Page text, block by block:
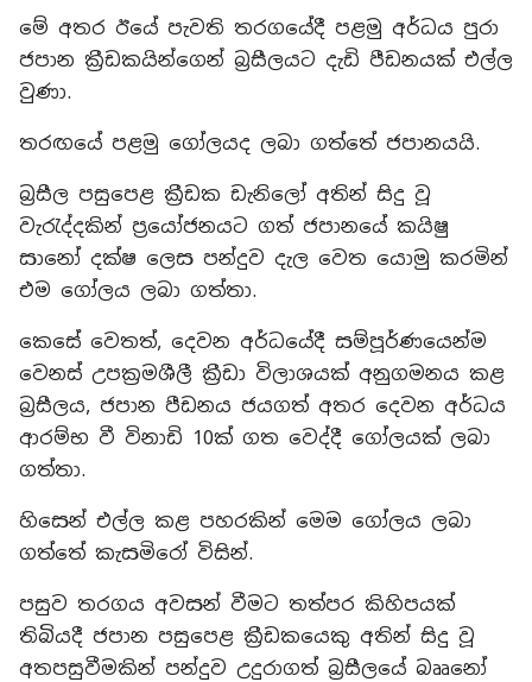
මේ අතර ඊයේ පැවති තරගයේදී පළමු අර්ධය පුරා
ජපාන ක්‍රීඩකයින්ගෙන් බ්‍රසීලයට දැඩි පීඩනයක් එල්ල
වුණා.
තරඟයේ පළමු ගෝලයද ලබා ගත්තේ ජපානයයි.
බ්‍රසීල පසුපෙළ ක්‍රීඩක ඩැනිලෝ අතින් සිදු වූ
වැරැද්දකින් ප්‍රයෝජනයට ගත් ජපානයේ කයිෂු
සානෝ දක්ෂ ලෙස පන්දුව දැල වෙත යොමු කරමින්
එම ගෝලය ලබා ගත්තා.
කෙසේ වෙතත්, දෙවන අර්ධයේදී සම්පූර්ණයෙන්ම
වෙනස් උපක්‍රමශීලී ක්‍රීඩා විලාශයක් අනුගමනය කළ
බ්‍රසීලය, ජපාන පීඩනය ජයගත් අතර දෙවන අර්ධය
ආරම්භ වී විනාඩි 10ක් ගත වෙද්දී ගෝලයක් ලබා
ගත්තා.
හිසෙන් එල්ල කළ පහරකින් මෙම ගෝලය ලබා
ගත්තේ කැසමිරෝ විසින්.
පසුව තරගය අවසන් වීමට තත්පර කිහිපයක්
තිබියදී ජපාන පසුපෙළ ක්‍රීඩකයෙකු අතින් සිදු වූ
අතපසුවීමකින් පන්දුව උදුරාගත් බ්‍රසීලයේ බෲනෝ